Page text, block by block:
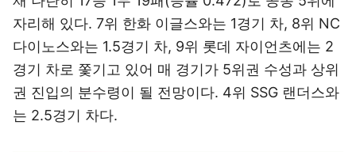
자리해 있다. 7위 한화 이글스와는 1경기 차, 8위 NC
다이노스와는 1.5경기 차, 9위 롯데 자이언츠에는 2
경기 차로 쫓기고 있어 매 경기가 5위권 수성과 상위
권 진입의 분수령이 될 전망이다. 4위 SSG 랜더스와
는 2.5경기 차다.